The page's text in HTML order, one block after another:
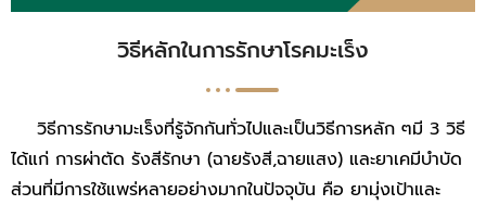
วิธีหลักในการรักษาโรคมะเร็ง
วิธีการรักษามะเร็งที่รู้จักกันทั่วไปและเป็นวิธีการหลัก ๆมี 3 วิธี
ได้แก่ การผ่าตัด รังสีรักษา (ฉายรังสี,ฉายแสง) และยาเคมีบำบัด
ส่วนที่มีการใช้แพร่หลายอย่างมากในปัจจุบัน คือ ยามุ่งเป้าและ